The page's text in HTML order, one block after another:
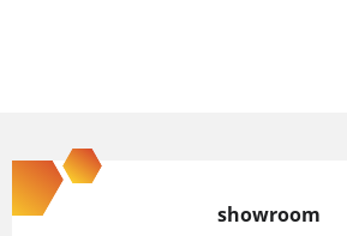
á
p
showroom